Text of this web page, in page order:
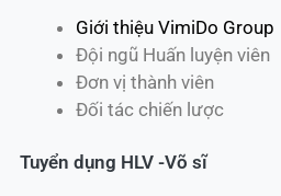
Giới thiệu VimiDo Group
Đội ngũ Huấn luyện viên
Đơn vị thành viên
Đối tác chiến lược
Tuyển dụng HLV -Võ sĩ